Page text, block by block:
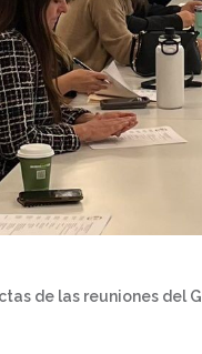
de las reuniones del